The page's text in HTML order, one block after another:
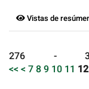
Vistas de
276 -
<< < 789 10 11 12